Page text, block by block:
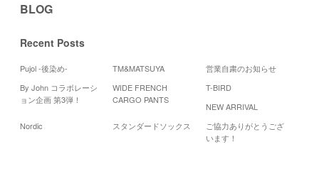
BLOG
Recent Posts
Pujol -後染め- TM&MATSUYA
営業自粛のお知らせ
By John コラボレーシ
ョン企画 第3弾！
WIDE FRENCH
CARGO PANTS
T-BIRD
NEW ARRIVAL
Nordic
スタンダードソックス
ご協力ありがとうござ
います！